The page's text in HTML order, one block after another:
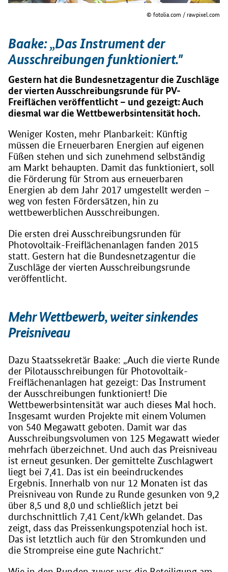
© fotolia.com / rawpixel.com
Baake: „Das Instrument der
Ausschreibungen funktioniert."
Gestern hat die Bundesnetzagentur die Zuschläge
der vierten Ausschreibungsrunde für PV-
Freiflächen veröffentlicht – und gezeigt: Auch
diesmal war die Wettbewerbsintensität hoch.
Weniger Kosten, mehr Planbarkeit: Künftig
müssen die Erneuerbaren Energien auf eigenen
Füßen stehen und sich zunehmend selbständig
am Markt behaupten. Damit das funktioniert, soll
die Förderung für Strom aus erneuerbaren
Energien ab dem Jahr 2017 umgestellt werden –
weg von festen Fördersätzen, hin zu
wettbewerblichen Ausschreibungen.
Die ersten drei Ausschreibungsrunden für
Photovoltaik-Freiflächenanlagen fanden 2015
statt. Gestern hat die Bundesnetzagentur die
Zuschläge der vierten Ausschreibungsrunde
veröffentlicht.
Mehr Wettbewerb, weiter sinkendes
Preisniveau
Dazu Staatssekretär Baake: „Auch die vierte Runde
der Pilotausschreibungen für Photovoltaik-
Freiflächenanlagen hat gezeigt: Das Instrument
der Ausschreibungen funktioniert! Die
Wettbewerbsintensität war auch dieses Mal hoch.
Insgesamt wurden Projekte mit einem Volumen
von 540 Megawatt geboten. Damit war das
Ausschreibungsvolumen von 125 Megawatt wieder
mehrfach überzeichnet. Und auch das Preisniveau
ist erneut gesunken. Der gemittelte Zuschlagwert
liegt bei 7,41. Das ist ein beeindruckendes
Ergebnis. Innerhalb von nur 12 Monaten ist das
Preisniveau von Runde zu Runde gesunken von 9,2
über 8,5 und 8,0 und schließlich jetzt bei
durchschnittlich 7,41 Cent/kWh gelandet. Das
zeigt, dass das Preissenkungspotenzial hoch ist.
Das ist letztlich auch für den Stromkunden und
die Strompreise eine gute Nachricht.“